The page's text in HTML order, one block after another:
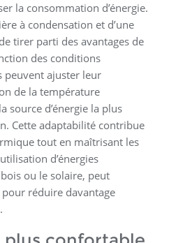
la consommation d’énergie.
à condensation et d’une
tirer parti des avantages de
des conditions
peuvent ajuster leur
de la température
source d’énergie la plus
Cette adaptabilité contribue
tout en maîtrisant les
d’énergies
ou le solaire, peut
réduire davantage